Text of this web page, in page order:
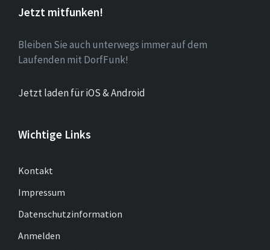
Jetzt mitfunken!
Bleiben Sie auch unterwegs immer auf dem
Laufenden mit DorfFunk!
Jetzt laden für iOS & Android
Wichtige Links
Kontakt
Impressum
Datenschutzinformation
Anmelden